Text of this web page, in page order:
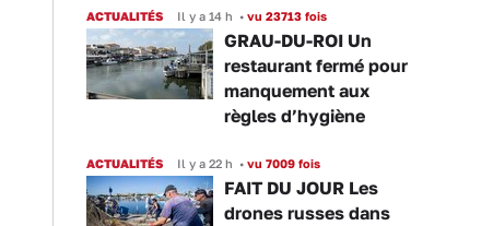
ACTUALITÉS Il y a 14 h • vu 23713 fois
GRAU-DU-ROI Un
restaurant fermé pour
manquement aux
règles d’hygiène
ACTUALITÉS Il y a 22 h • vu 7009 fois
FAIT DU JOUR Les
drones russes dans